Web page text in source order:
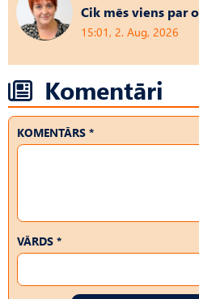
Cik mēs viens par
15:01, 2. Aug, 2026
Komentāri
KOMENTĀRS *
VĀRDS *